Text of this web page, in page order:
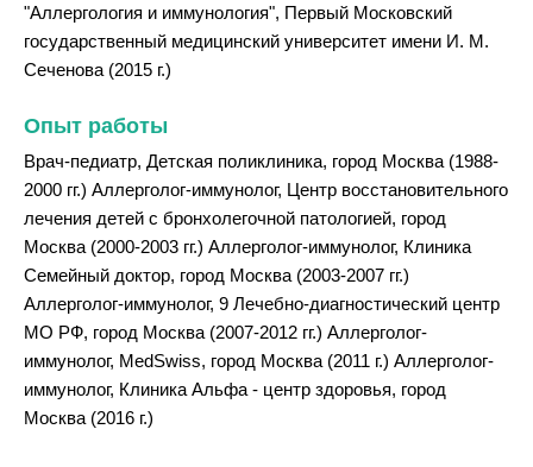
"Аллергология и иммунология", Первый Московский
государственный медицинский университет имени И. М.
Сеченова (2015 г.)
Опыт работы
Врач-педиатр, Детская поликлиника, город Москва (1988-
2000 гг.) Аллерголог-иммунолог, Центр восстановительного
лечения детей с бронхолегочной патологией, город
Москва (2000-2003 гг.) Аллерголог-иммунолог, Клиника
Семейный доктор, город Москва (2003-2007 гг.)
Аллерголог-иммунолог, 9 Лечебно-диагностический центр
МО РФ, город Москва (2007-2012 гг.) Аллерголог-
иммунолог, MedSwiss, город Москва (2011 г.) Аллерголог-
иммунолог, Клиника Альфа - центр здоровья, город
Москва (2016 г.)